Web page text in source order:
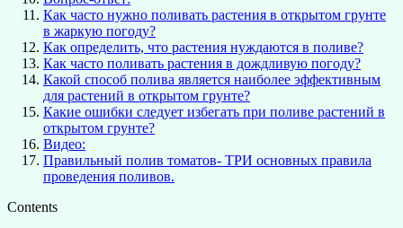
Как часто нужно поливать растения в открытом грунте
в жаркую погоду?
Как определить, что растения нуждаются в поливе?
Как часто поливать растения в дождливую погоду?
Какой способ полива является наиболее эффективным
для растений в открытом грунте?
Какие ошибки следует избегать при поливе растений в
открытом грунте?
Видео:
Правильный полив томатов- ТРИ основных правила
проведения поливов.
Contents